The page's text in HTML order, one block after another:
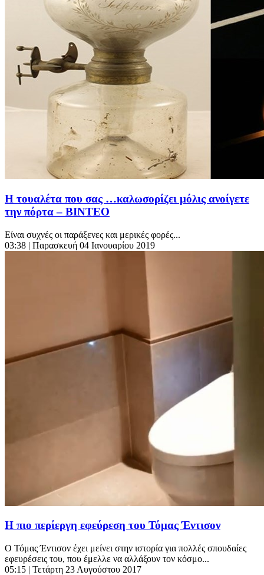
Η τουαλέτα που σας …καλωσορίζει μόλις ανοίγετε
την πόρτα – ΒΙΝΤΕΟ
Είναι συχνές οι παράξενες και μερικές φορές...
03:38 | Παρασκευή 04 Ιανουαρίου 2019
Η πιο περίεργη εφεύρεση του Τόμας Έντισον
Ο Τόμας Έντισον έχει μείνει στην ιστορία για πολλές σπουδαίες
εφευρέσεις του, που έμελλε να αλλάξουν τον κόσμο...
05:15 | Τετάρτη 23 Αυγούστου 2017